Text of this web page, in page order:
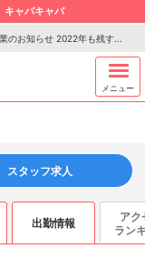
キャバキャバ
のお知らせ 2022年も残す...
メニュー
スタッフ求人
出勤情報
アク
ラン